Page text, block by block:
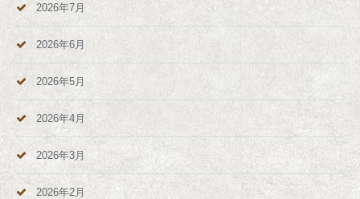
2026年7月
2026年6月
2026年5月
2026年4月
2026年3月
2026年2月